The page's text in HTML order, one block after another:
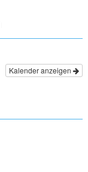
Kalender anzeigen